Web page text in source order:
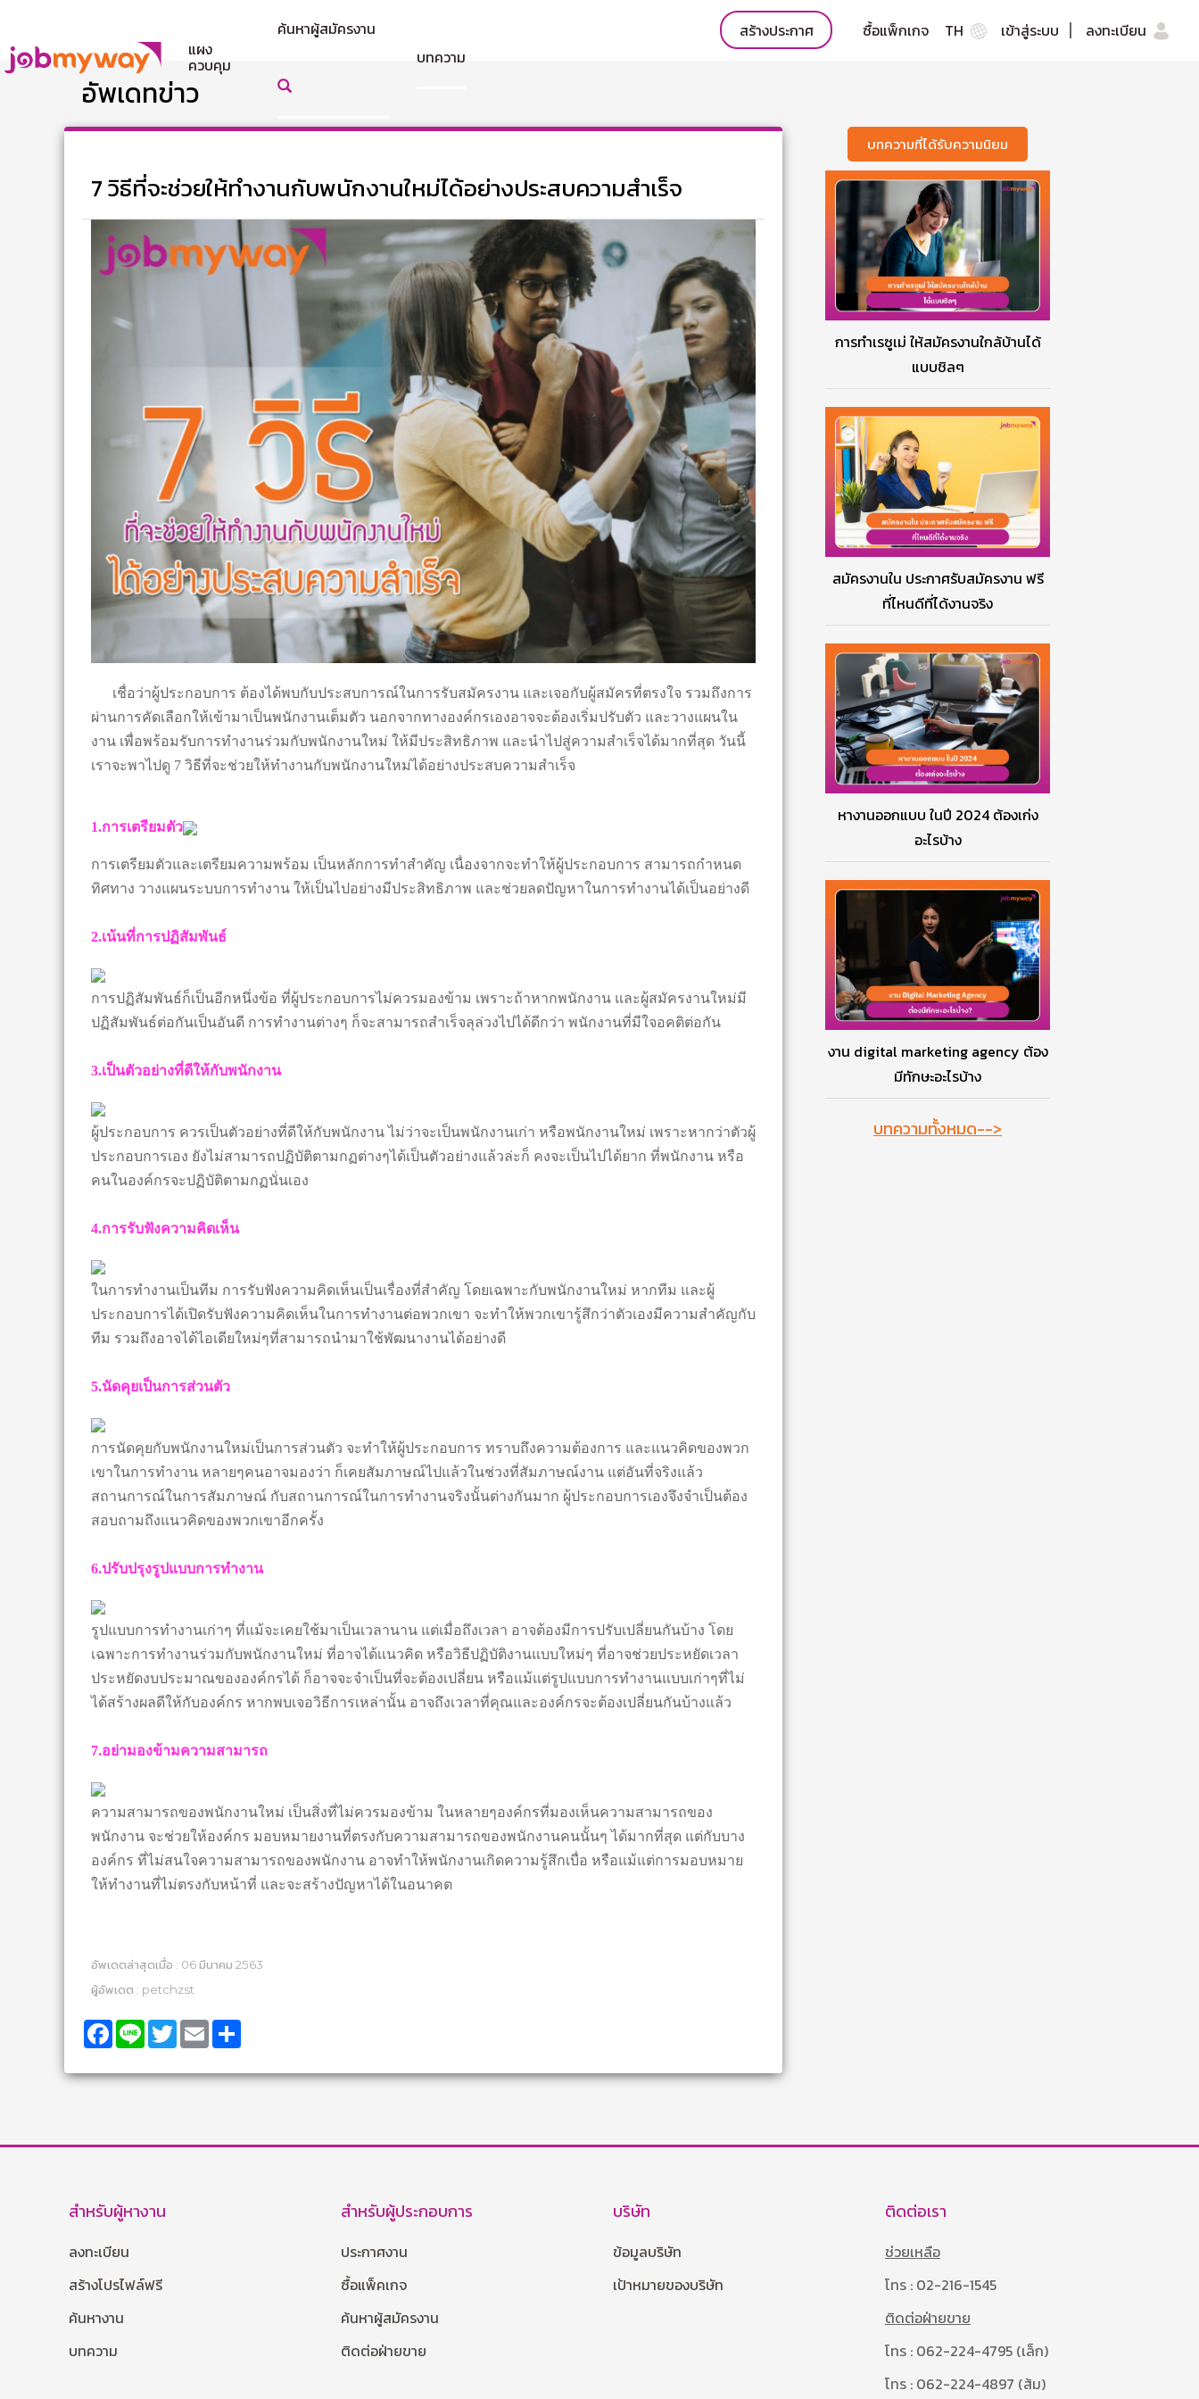
แผง
ควบคุม
ค้นหาผู้สมัครงาน
บทความ
สร้างประกาศ ซื้อแพ็กเกจ TH เข้าสู่ระบบ ลงทะเบียน
อัพเดทข่าว
7 วิธีที่จะช่วยให้ทำงานกับพนักงานใหม่ได้อย่างประสบความสำเร็จ
เชื่อว่าผู้ประกอบการ ต้องได้พบกับประสบการณ์ในการรับสมัครงาน และเจอกับผู้สมัครที่ตรงใจ รวมถึงการ
ผ่านการคัดเลือกให้เข้ามาเป็นพนักงานเต็มตัว นอกจากทางองค์กรเองอาจจะต้องเริ่มปรับตัว และวางแผนใน
งาน เพื่อพร้อมรับการทำงานร่วมกับพนักงานใหม่ ให้มีประสิทธิภาพ และนำไปสู่ความสำเร็จได้มากที่สุด วันนี้
เราจะพาไปดู 7 วิธีที่จะช่วยให้ทำงานกับพนักงานใหม่ได้อย่างประสบความสำเร็จ
1.การเตรียมตัว
การเตรียมตัวและเตรียมความพร้อม เป็นหลักการทำสำคัญ เนื่องจากจะทำให้ผู้ประกอบการ สามารถกำหนด
ทิศทาง วางแผนระบบการทำงาน ให้เป็นไปอย่างมีประสิทธิภาพ และช่วยลดปัญหาในการทำงานได้เป็นอย่างดี
2.เน้นที่การปฏิสัมพันธ์
การปฏิสัมพันธ์ก็เป็นอีกหนึ่งข้อ ที่ผู้ประกอบการไม่ควรมองข้าม เพราะถ้าหากพนักงาน และผู้สมัครงานใหม่มี
ปฏิสัมพันธ์ต่อกันเป็นอันดี การทำงานต่างๆ ก็จะสามารถสำเร็จลุล่วงไปได้ดีกว่า พนักงานที่มีใจอคติต่อกัน
3.เป็นตัวอย่างที่ดีให้กับพนักงาน
ผู้ประกอบการ ควรเป็นตัวอย่างที่ดีให้กับพนักงาน ไม่ว่าจะเป็นพนักงานเก่า หรือพนักงานใหม่ เพราะหากว่าตัวผู้
ประกอบการเอง ยังไม่สามารถปฏิบัติตามกฏต่างๆได้เป็นตัวอย่างแล้วล่ะก็ คงจะเป็นไปได้ยาก ที่พนักงาน หรือ
คนในองค์กรจะปฏิบัติตามกฏนั่นเอง
4.การรับฟังความคิดเห็น
ในการทำงานเป็นทีม การรับฟังความคิดเห็นเป็นเรื่องที่สำคัญ โดยเฉพาะกับพนักงานใหม่ หากทีม และผู้
ประกอบการได้เปิดรับฟังความคิดเห็นในการทำงานต่อพวกเขา จะทำให้พวกเขารู้สึกว่าตัวเองมีความสำคัญกับ
ทีม รวมถึงอาจได้ไอเดียใหม่ๆที่สามารถนำมาใช้พัฒนางานได้อย่างดี
5.นัดคุยเป็นการส่วนตัว
การนัดคุยกับพนักงานใหม่เป็นการส่วนตัว จะทำให้ผู้ประกอบการ ทราบถึงความต้องการ และแนวคิดของพวก
เขาในการทำงาน หลายๆคนอาจมองว่า ก็เคยสัมภาษณ์ไปแล้วในช่วงที่สัมภาษณ์งาน แต่อันที่จริงแล้ว
สถานการณ์ในการสัมภาษณ์ กับสถานการณ์ในการทำงานจริงนั้นต่างกันมาก ผู้ประกอบการเองจึงจำเป็นต้อง
สอบถามถึงแนวคิดของพวกเขาอีกครั้ง
6.ปรับปรุงรูปแบบการทำงาน
รูปแบบการทำงานเก่าๆ ที่แม้จะเคยใช้มาเป็นเวลานาน แต่เมื่อถึงเวลา อาจต้องมีการปรับเปลี่ยนกันบ้าง โดย
เฉพาะการทำงานร่วมกับพนักงานใหม่ ที่อาจได้เเนวคิด หรือวิธีปฏิบัติงานแบบใหม่ๆ ที่อาจช่วยประหยัดเวลา
ประหยัดงบประมาณขององค์กรได้ ก็อาจจะจำเป็นที่จะต้องเปลี่ยน หรือแม้แต่รูปแบบการทำงานแบบเก่าๆที่ไม่
ได้สร้างผลดีให้กับองค์กร หากพบเจอวิธีการเหล่านั้น อาจถึงเวลาที่คุณและองค์กรจะต้องเปลี่ยนกันบ้างแล้ว
7.อย่ามองข้ามความสามารถ
ความสามารถของพนักงานใหม่ เป็นสิ่งที่ไม่ควรมองข้าม ในหลายๆองค์กรที่มองเห็นความสามารถของ
พนักงาน จะช่วยให้องค์กร มอบหมายงานที่ตรงกับความสามารถของพนักงานคนนั้นๆ ได้มากที่สุด แต่กับบาง
องค์กร ที่ไม่สนใจความสามารถของพนักงาน อาจทำให้พนักงานเกิดความรู้สึกเบื่อ หรือแม้แต่การมอบหมาย
ให้ทำงานที่ไม่ตรงกับหน้าที่ และจะสร้างปัญหาได้ในอนาคต
อัพเดตล่าสุดเมื่อ : 06 มีนาคม 2563
ผู้อัพเดต : petchzst
Facebook
Line TwitterEmail
บทความที่ได้รับความนิยม
การทำเรซูเม่ ให้สมัครงานใกล้บ้านได้
แบบชิลๆ
สมัครงานใน ประกาศรับสมัครงาน ฟรี
ที่ไหนดีที่ได้งานจริง
หางานออกแบบ ในปี 2024 ต้องเก่ง
อะไรบ้าง
งาน digital marketing agency ต้อง
มีทักษะอะไรบ้าง
บทความทั้งหมด-->
สำหรับผู้หางาน
ลงทะเบียน
สร้างโปรไฟล์ฟรี
ค้นหางาน
บทความ
สำหรับผู้ประกอบการ
ประกาศงาน
ซื้อแพ็คเกจ
ค้นหาผู้สมัครงาน
ติดต่อฝ่ายขาย
บริษัท
ข้อมูลบริษัท
เป้าหมายของบริษัท
ติดต่อเรา
ช่วยเหลือ
โทร : 02-216-1545
ติดต่อฝ่ายขาย
โทร : 062-224-4795 (เล็ก)
โทร : 062-224-4897 (ส้ม)